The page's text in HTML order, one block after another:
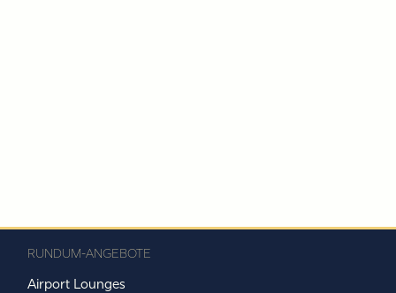
RUNDUM-ANGEBOTE
Airport Lounges